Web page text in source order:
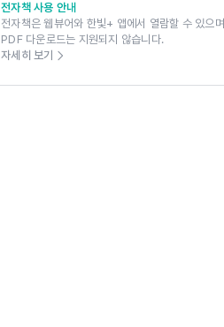
전자책 사용 안내
전자책은 웹뷰어와 한빛+ 앱에서 열람할 수 있으며
PDF 다운로드는 지원되지 않습니다.
자세히 보기